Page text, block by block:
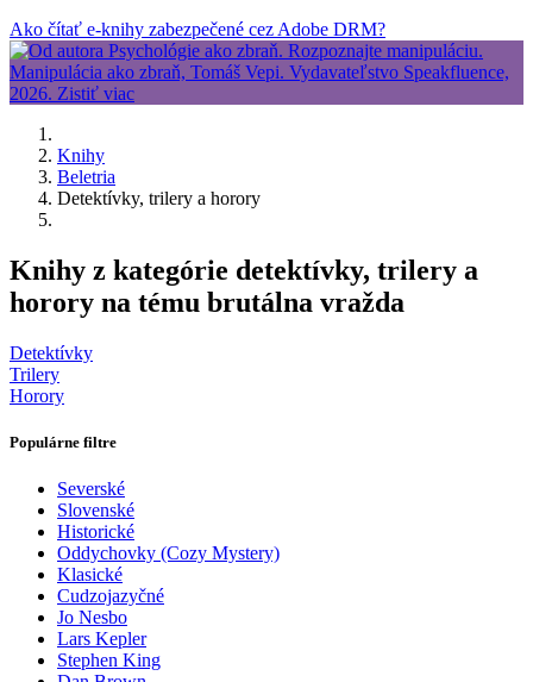
Ako čítať e-knihy zabezpečené cez Adobe DRM?
Knihy
Beletria
Detektívky, trilery a horory
Knihy z kategórie detektívky, trilery a
horory na tému brutálna vražda
Detektívky
Trilery
Horory
Populárne filtre
Severské
Slovenské
Historické
Oddychovky (Cozy Mystery)
Klasické
Cudzojazyčné
Jo Nesbo
Lars Kepler
Stephen King